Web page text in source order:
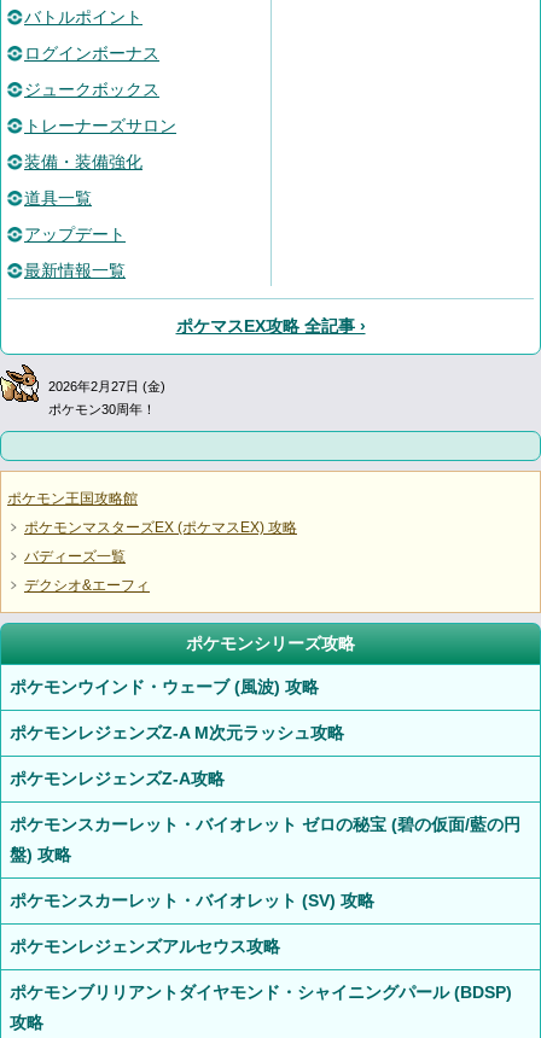
バトルポイント
ログインボーナス
ジュークボックス
トレーナーズサロン
装備・装備強化
道具一覧
アップデート
最新情報一覧
ポケマスEX攻略 全記事 ›
2026年2月27日 (金)
ポケモン30周年！
ポケモン王国攻略館
ポケモンマスターズEX (ポケマスEX) 攻略
バディーズ一覧
デクシオ&エーフィ
ポケモンシリーズ攻略
ポケモンウインド・ウェーブ (風波) 攻略
ポケモンレジェンズZ-A M次元ラッシュ攻略
ポケモンレジェンズZ-A攻略
ポケモンスカーレット・バイオレット ゼロの秘宝 (碧の仮面/藍の円
盤) 攻略
ポケモンスカーレット・バイオレット (SV) 攻略
ポケモンレジェンズアルセウス攻略
ポケモンブリリアントダイヤモンド・シャイニングパール (BDSP)
攻略